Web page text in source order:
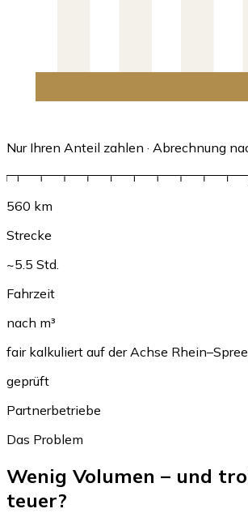
Nur Ihren Anteil zahlen · Abrechnung
560 km
Strecke
~5.5 Std.
Fahrzeit
nach m³
fair kalkuliert auf der Achse Rhein–Spree
geprüft
Partnerbetriebe
Das Problem
Wenig Volumen – und
teuer?